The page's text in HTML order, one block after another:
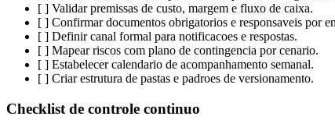
[ ] Validar premissas de custo, margem e fluxo de caixa.
[ ] Confirmar documentos obrigatorios e responsaveis por
[ ] Definir canal formal para notificacoes e respostas.
[ ] Mapear riscos com plano de contingencia por cenario.
[ ] Estabelecer calendario de acompanhamento semanal.
[ ] Criar estrutura de pastas e padroes de versionamento.
Checklist de controle continuo